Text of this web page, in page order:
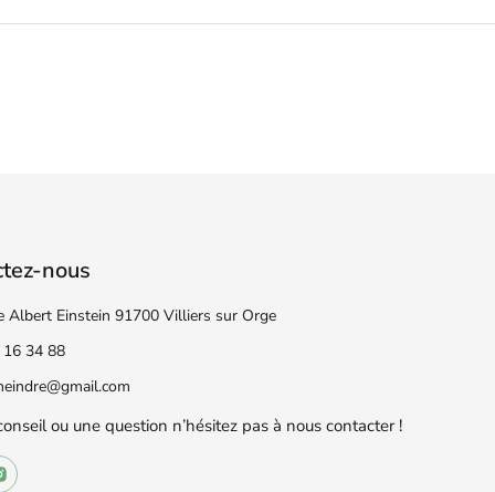
nous
Albert Einstein 91700 Villiers sur Orge
34 88
ou une question n’hésitez pas à nous contacter !